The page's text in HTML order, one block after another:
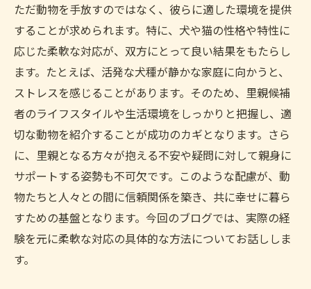
ただ動物を手放すのではなく、彼らに適した環境を提供
することが求められます。特に、犬や猫の性格や特性に
応じた柔軟な対応が、双方にとって良い結果をもたらし
ます。たとえば、活発な犬種が静かな家庭に向かうと、
ストレスを感じることがあります。そのため、里親候補
者のライフスタイルや生活環境をしっかりと把握し、適
切な動物を紹介することが成功のカギとなります。さら
に、里親となる方々が抱える不安や疑問に対して親身に
サポートする姿勢も不可欠です。このような配慮が、動
物たちと人々との間に信頼関係を築き、共に幸せに暮ら
すための基盤となります。今回のブログでは、実際の経
験を元に柔軟な対応の具体的な方法についてお話ししま
す。